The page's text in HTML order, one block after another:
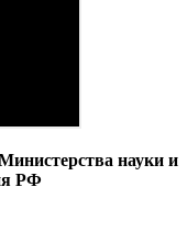
науки и
РФ